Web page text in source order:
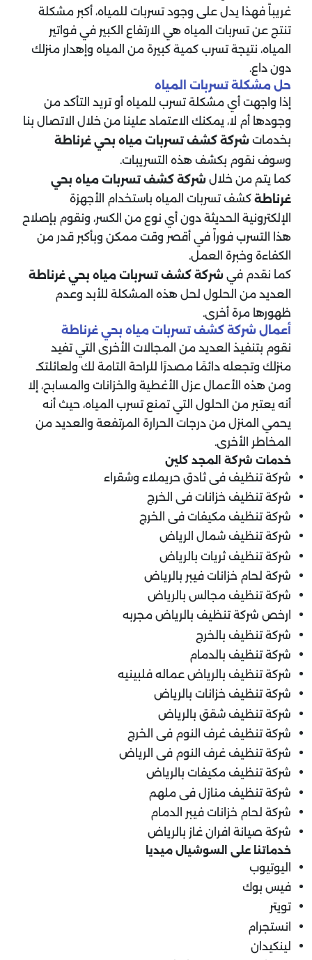
غريباً فهذا يدل على وجود تسربات للمياه، أكبر مشكلة
تنتج عن تسربات المياه هي الارتفاع الكبير في فواتير
المياه، نتيجة تسرب كمية كبيرة من المياه وإهدار منزلك
دون داع.
حل مشكلة تسربات المياه
إذا واجهت أي مشكلة تسرب للمياه أو تريد التأكد من
وجودها أم لا، يمكنك الاعتماد علينا من خلال الاتصال بنا
بخدمات شركة كشف تسربات مياه بحي غرناطة
وسوف نقوم بكشف هذه التسريبات.
كما يتم من خلال شركة كشف تسربات مياه بحي
غرناطة كشف تسربات المياه باستخدام الأجهزة
الإلكترونية الحديثة دون أي نوع من الكسر، ونقوم بإصلاح
هذا التسرب فوراً في أقصر وقت ممكن وبأكبر قدر من
الكفاءة وخبرة العمل.
كما نقدم في شركة كشف تسربات مياه بحي غرناطة
العديد من الحلول لحل هذه المشكلة للأبد وعدم
ظهورها مرة أخرى.
أعمال شركة كشف تسربات مياه بحي غرناطة
نقوم بتنفيذ العديد من المجالات الأخرى التي تفيد
منزلك وتجعله دائمًا مصدرًا للراحة التامة لك ولعائلتكـ
ومن هذه الأعمال عزل الأغطية والخزانات والمسابح، إلا
أنه يعتبر من الحلول التي تمنع تسرب المياه، حيث أنه
يحمي المنزل من درجات الحرارة المرتفعة والعديد من
المخاطر الأخرى.
خدمات شركة المجد كلين
شركة تنظيف فى ثادق حريملاء وشقراء
شركة تنظيف خزانات فى الخرج
شركة تنظيف مكيفات فى الخرج
شركة تنظيف شمال الرياض
شركة تنظيف ثريات بالرياض
شركة لحام خزانات فيبر بالرياض
شركة تنظيف مجالس بالرياض
ارخص شركة تنظيف بالرياض مجربه
شركة تنظيف بالخرج
شركة تنظيف بالدمام
شركة تنظيف بالرياض عماله فلبينيه
شركة تنظيف خزانات بالرياض
شركة تنظيف شقق بالرياض
شركة تنظيف غرف النوم فى الخرج
شركة تنظيف غرف النوم فى الرياض
شركة تنظيف مكيفات بالرياض
شركة تنظيف منازل فى ملهم
شركة لحام خزانات فيبر الدمام
شركة صيانة افران غاز بالرياض
خدماتنا على السوشيال ميديا
اليوتيوب
فيس بوك
تويتر
انستجرام
لينكيدان